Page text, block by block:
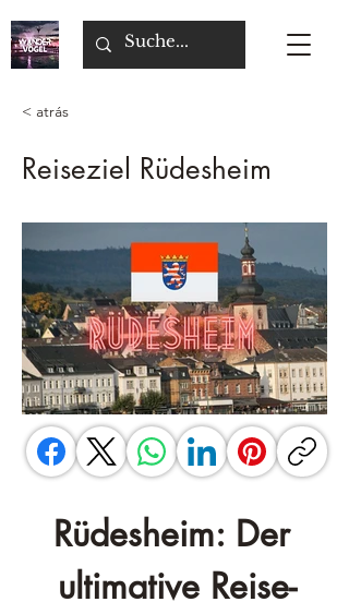
< atrás
Reiseziel Rüdesheim
Rüdesheim: Der
ultimative Reise-